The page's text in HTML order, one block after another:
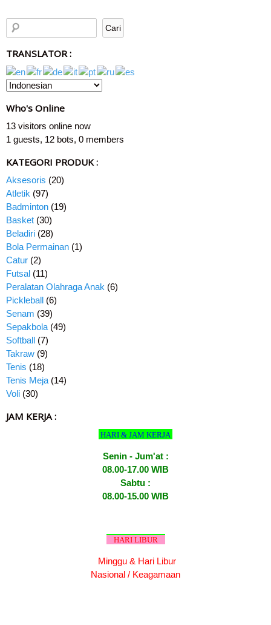
TRANSLATOR :
Who's Online
13 visitors online now
1 guests, 12 bots, 0 members
KATEGORI PRODUK :
Aksesoris (20)
Atletik (97)
Badminton (19)
Basket (30)
Beladiri (28)
Bola Permainan (1)
Catur (2)
Futsal (11)
Peralatan Olahraga Anak (6)
Pickleball (6)
Senam (39)
Sepakbola (49)
Softball (7)
Takraw (9)
Tenis (18)
Tenis Meja (14)
Voli (30)
JAM KERJA :
HARI & JAM KERJA
Senin - Jum'at :
08.00-17.00 WIB
Sabtu :
08.00-15.00 WIB
HARI LIBUR
Minggu & Hari Libur
Nasional / Keagamaan